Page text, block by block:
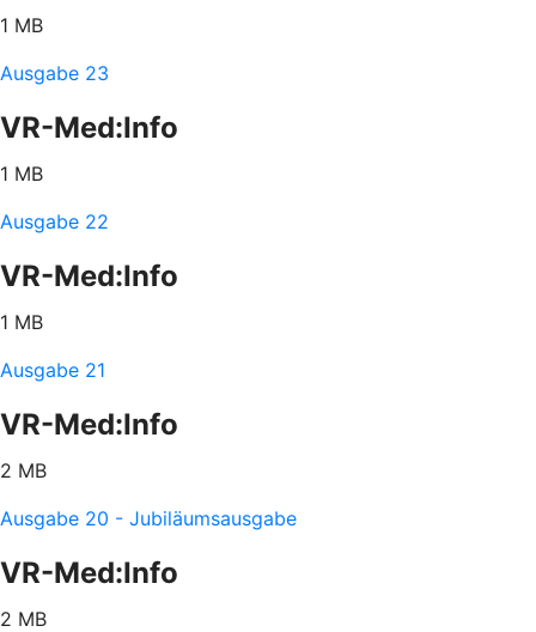
1 MB
Ausgabe 23
VR-Med:Info
1 MB
Ausgabe 22
VR-Med:Info
1 MB
Ausgabe 21
VR-Med:Info
2 MB
Ausgabe 20 - Jubiläumsausgabe
VR-Med:Info
2 MB